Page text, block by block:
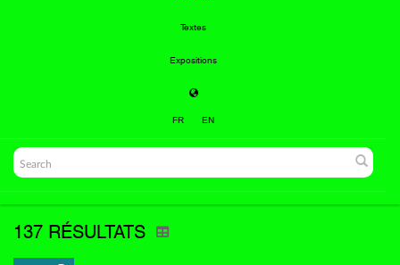
Textes
Expositions
FR EN
137 RÉSULTATS